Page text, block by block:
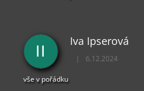
II
Iva Ipserová
Hodnocení obchodu je
| 6.12.2024
vše v pořádku